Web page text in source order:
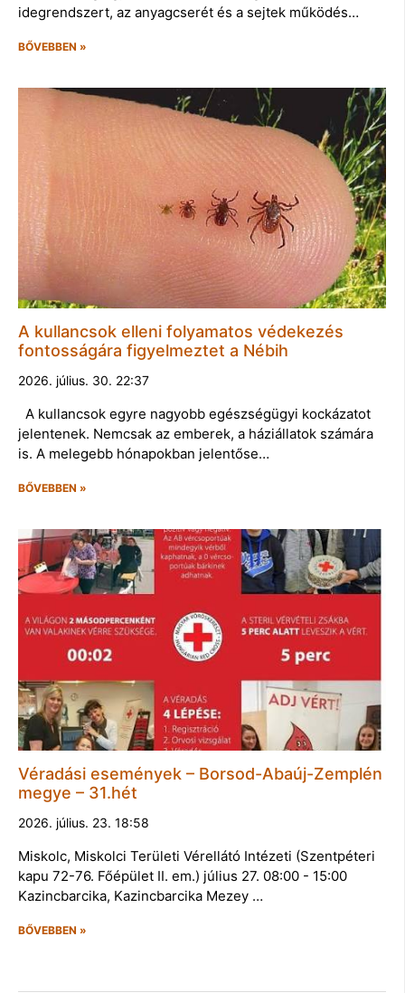
idegrendszert, az anyagcserét és a sejtek működés…
BŐVEBBEN »
A kullancsok elleni folyamatos védekezés
fontosságára figyelmeztet a Nébih
2026. július. 30. 22:37
A kullancsok egyre nagyobb egészségügyi kockázatot
jelentenek. Nemcsak az emberek, a háziállatok számára
is. A melegebb hónapokban jelentőse…
BŐVEBBEN »
Véradási események – Borsod-Abaúj-Zemplén
megye – 31.hét
2026. július. 23. 18:58
Miskolc, Miskolci Területi Vérellátó Intézeti (Szentpéteri
kapu 72-76. Főépület II. em.) július 27. 08:00 - 15:00
Kazincbarcika, Kazincbarcika Mezey …
BŐVEBBEN »